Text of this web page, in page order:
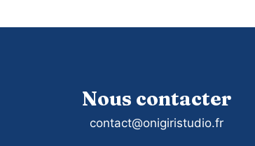
Nous contacter
contact@onigiristudio.fr